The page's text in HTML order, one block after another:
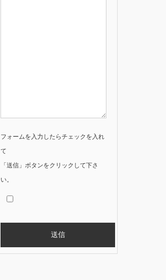
フォームを入力したらチェックを入れ
て
「送信」ボタンをクリックして下さ
い。